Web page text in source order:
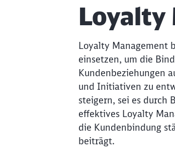
Artikel:
Loyalty
Loyalty Management
einsetzen, um die
Kundenbeziehungen
und Initiativen zu
steigern, sei es durch
effektives Loyalty
die Kundenbindung
beiträgt.